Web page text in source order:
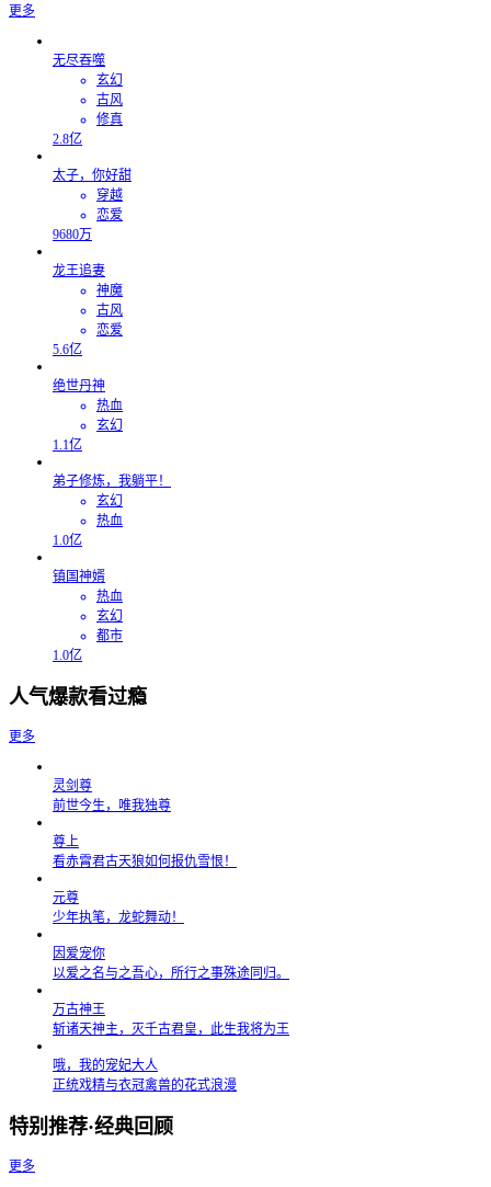
更多
无尽吞噬
玄幻
古风
修真
2.8亿
太子，你好甜
穿越
恋爱
9680万
龙王追妻
神魔
古风
恋爱
5.6亿
绝世丹神
热血
玄幻
1.1亿
弟子修炼，我躺平！
玄幻
热血
1.0亿
镇国神婿
热血
玄幻
都市
1.0亿
人气爆款看过瘾
更多
灵剑尊
前世今生，唯我独尊
尊上
看赤霄君古天狼如何报仇雪恨！
元尊
少年执笔，龙蛇舞动！
因爱宠你
以爱之名与之吾心，所行之事殊途同归。
万古神王
斩诸天神主，灭千古君皇，此生我将为王
哦，我的宠妃大人
正统戏精与衣冠禽兽的花式浪漫
特别推荐·经典回顾
更多